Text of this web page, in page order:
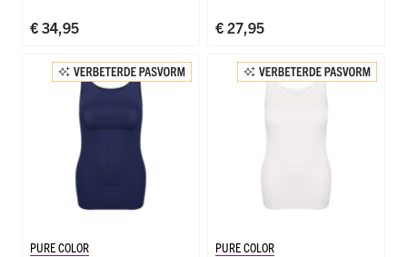
€ 34,95 € 27,95
PURE COLOR PURE COLOR